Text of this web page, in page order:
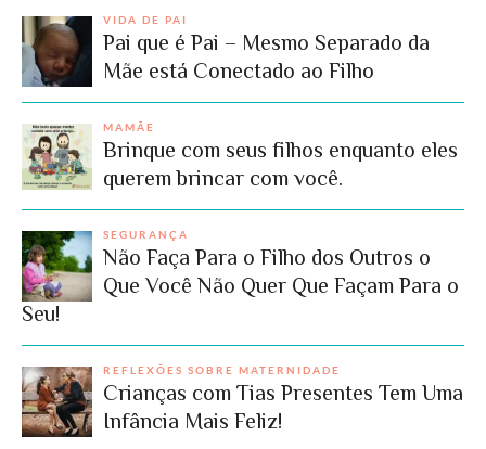
VIDA DE PAI
Pai que é Pai – Mesmo Separado da
Mãe está Conectado ao Filho
MAMÃE
Brinque com seus filhos enquanto eles
querem brincar com você.
SEGURANÇA
Não Faça Para o Filho dos Outros o
Que Você Não Quer Que Façam Para o
Seu!
REFLEXÕES SOBRE MATERNIDADE
Crianças com Tias Presentes Tem Uma
Infância Mais Feliz!